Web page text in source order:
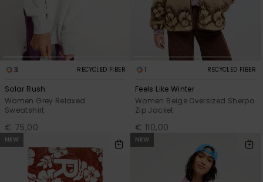
3 RECYCLED FIBER
Solar Rush
Women Grey Relaxed
Sweatshirt
€ 75,00
1 RECYCLED FIBER
Feels Like Winter
Women Beige Oversized Sherpa
Zip Jacket
€ 110,00
NEW NEW